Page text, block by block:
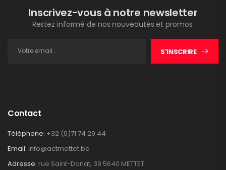
Inscrivez-vous à notre newsletter
Restez informé de nos nouveautés et promos.
S'INSCRIRE
Contact
Téléphone: +32 (0)71 74 29 44
Email: info@actmettet.be
Adresse: rue Saint-Donat, 39 5640 METTET